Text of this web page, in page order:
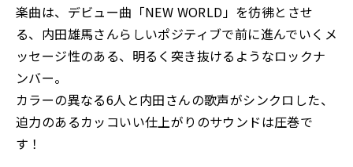
楽曲は、デビュー曲「NEW WORLD」を彷彿とさせ
る、内田雄馬さんらしいポジティブで前に進んでいくメ
ッセージ性のある、明るく突き抜けるようなロックナ
ンバー。
カラーの異なる6人と内田さんの歌声がシンクロした、
迫力のあるカッコいい仕上がりのサウンドは圧巻で
す！